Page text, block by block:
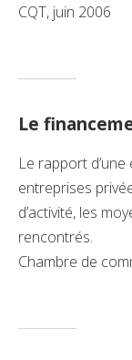
CQT, juin 2006
Le
Le rapport
entreprises
d’activité, les
rencontrés.
Chambre de